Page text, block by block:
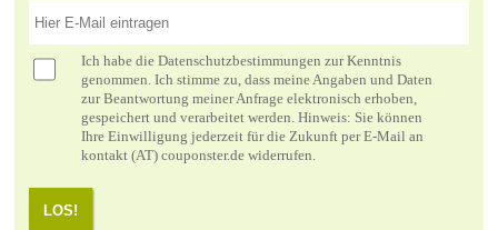
Ich habe die Datenschutzbestimmungen zur Kenntnis
genommen. Ich stimme zu, dass meine Angaben und Daten
zur Beantwortung meiner Anfrage elektronisch erhoben,
gespeichert und verarbeitet werden. Hinweis: Sie können
Ihre Einwilligung jederzeit für die Zukunft per E-Mail an
kontakt (AT) couponster.de widerrufen.
LOS!